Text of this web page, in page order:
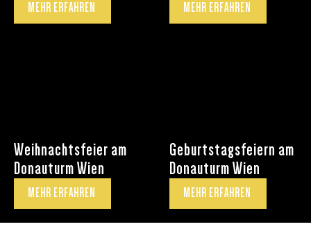
MEHR ERFAHREN MEHR ERFAHREN
Weihnachtsfeier am
Donauturm Wien
MEHR ERFAHREN
Geburtstagsfeiern am
Donauturm Wien
MEHR ERFAHREN